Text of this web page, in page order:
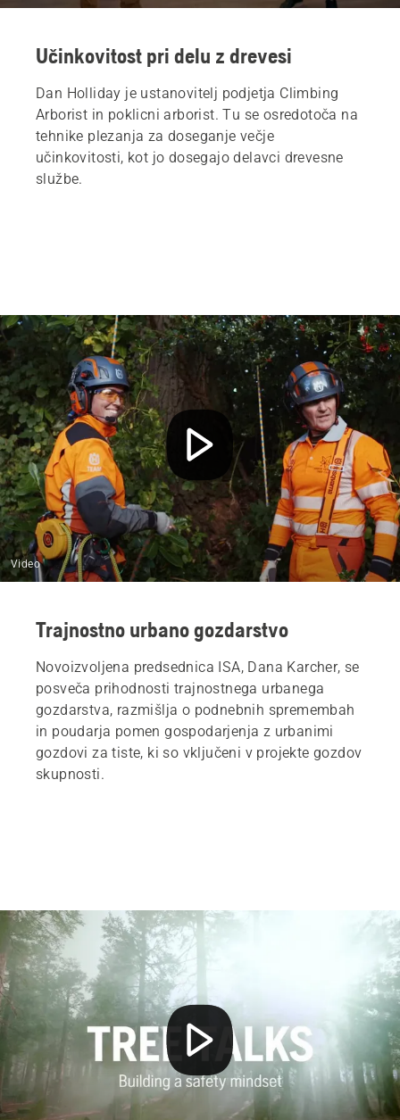
Učinkovitost pri delu z drevesi
Dan Holliday je ustanovitelj podjetja Climbing
Arborist in poklicni arborist. Tu se osredotoča na
tehnike plezanja za doseganje večje
učinkovitosti, kot jo dosegajo delavci drevesne
službe.
Video
Trajnostno urbano gozdarstvo
Novoizvoljena predsednica ISA, Dana Karcher, se
posveča prihodnosti trajnostnega urbanega
gozdarstva, razmišlja o podnebnih spremembah
in poudarja pomen gospodarjenja z urbanimi
gozdovi za tiste, ki so vključeni v projekte gozdov
skupnosti.